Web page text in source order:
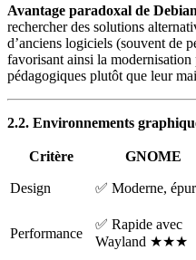
Avantage paradoxal de
rechercher des solutions
d’anciens logiciels (souvent de
favorisant ainsi la modernisation
pédagogiques plutôt que leur
2.2. Environnements
Critère GNOME
Design ✅ Moderne,
Performance
✅ Rapide avec
Wayland ★★★